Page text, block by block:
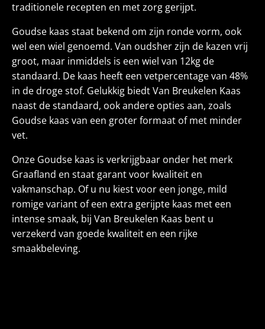
traditionele recepten en met zorg gerijpt.
Goudse kaas staat bekend om zijn ronde vorm, ook
wel een wiel genoemd. Van oudsher zijn de kazen vrij
groot, maar inmiddels is een wiel van 12kg de
standaard. De kaas heeft een vetpercentage van 48%
in de droge stof. Gelukkig biedt Van Breukelen Kaas
naast de standaard, ook andere opties aan, zoals
Goudse kaas van een groter formaat of met minder
vet.
Onze Goudse kaas is verkrijgbaar onder het merk
Graafland en staat garant voor kwaliteit en
vakmanschap. Of u nu kiest voor een jonge, mild
romige variant of een extra gerijpte kaas met een
intense smaak, bij Van Breukelen Kaas bent u
verzekerd van goede kwaliteit en een rijke
smaakbeleving.